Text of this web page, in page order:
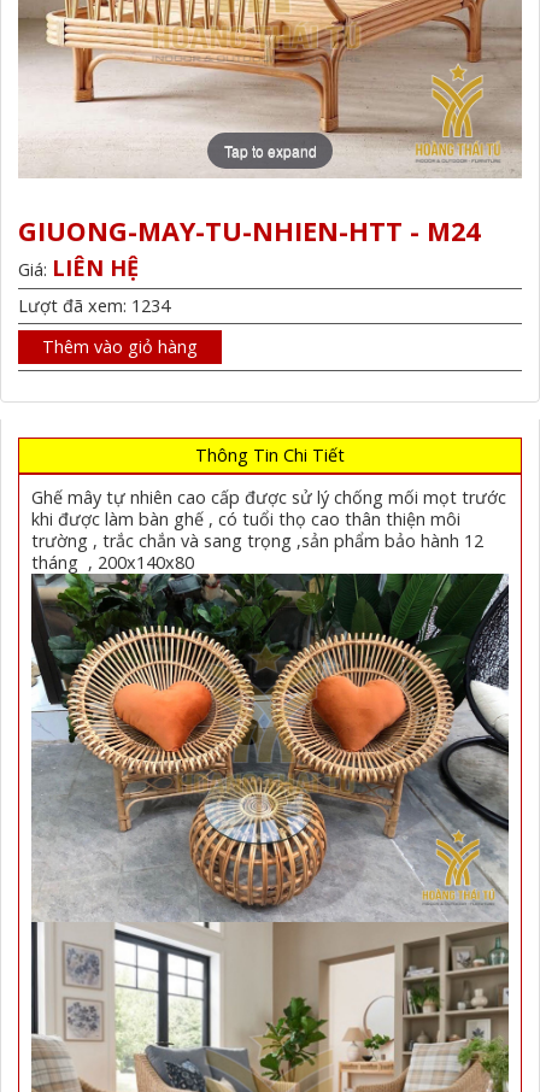
Tap to expand
GIUONG-MAY-TU-NHIEN-HTT - M24
Giá: LIÊN HỆ
Lượt đã xem: 1234
Thêm vào giỏ hàng
Thông Tin Chi Tiết
Ghế mây tự nhiên cao cấp được sử lý chống mối mọt trước
khi được làm bàn ghế , có tuổi thọ cao thân thiện môi
trường , trắc chắn và sang trọng ,sản phẩm bảo hành 12
tháng , 200x140x80